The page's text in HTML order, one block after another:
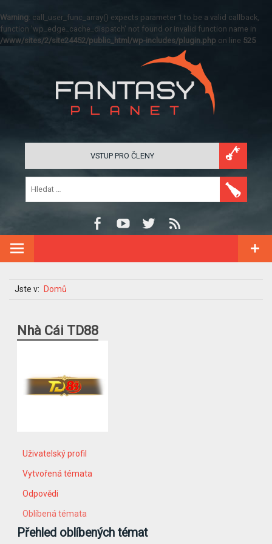
Warning: call_user_func_array() expects parameter 1 to be a valid callback,
function 'wp_edge_cache_dispatch' not found or invalid function name in
/www/sites/2/site24452/public_html/wp-includes/plugin.php on line 525
VSTUP PRO ČLENY
Jste v: Domů
Nhà Cái TD88
Uživatelský profil
Vytvořená témata
Odpovědi
Oblíbená témata
Přehled oblíbených témat